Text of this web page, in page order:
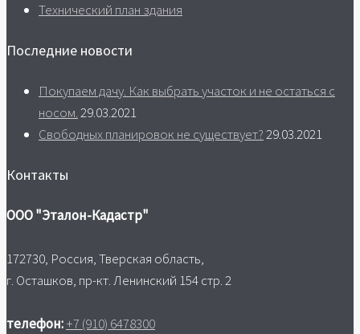
Технический план здания
Последние новости
Покупаем дачу. Как выбрать участок и не остаться с
носом.29.03.2021
Свободных планировок не существует?29.03.2021
Контакты
ООО "Эталон-Кадастр"
172730, Россия, Тверская область,
г. Осташков, пр-кт. Ленинский 154 стр. 2
телефон:+7 (910) 6478300